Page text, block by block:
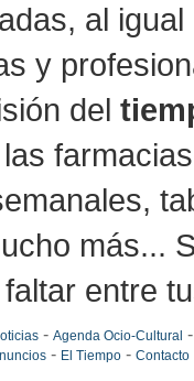
al
y
del
más...
faltar entre
-Agenda Ocio-Cultural
- El Tiempo -Contacto